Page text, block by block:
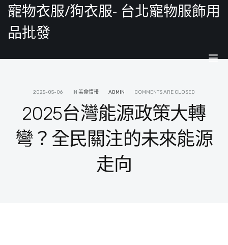
寵物衣服/狗衣服- 台北寵物服飾用
品批發
2025-05-06 IN 美食情報 ADMIN COMMENTS ARE CLOSED
2025台灣能源政策大轉
彎？全民關注的未來能源
走向